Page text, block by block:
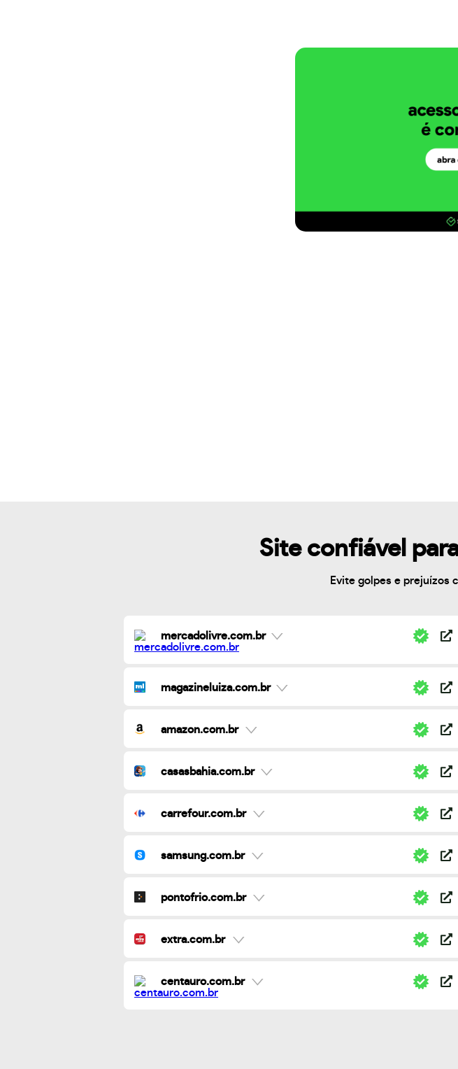
Site confiável
Evite golpes e prejuízos
mercadolivre.com.br
magazineluiza.com.br
amazon.com.br
casasbahia.com.br
carrefour.com.br
samsung.com.br
pontofrio.com.br
extra.com.br
centauro.com.br